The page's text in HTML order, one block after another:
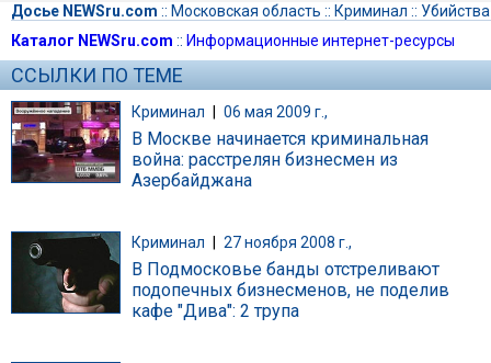
Досье NEWSru.com :: Московская область :: Криминал :: Убийства
Каталог NEWSru.com :: Информационные интернет-ресурсы
ССЫЛКИ ПО ТЕМЕ
Криминал | 06 мая 2009 г.,
В Москве начинается криминальная
война: расстрелян бизнесмен из
Азербайджана
Криминал 27 ноября 2008 г.,
В Подмосковье банды отстреливают
подопечных бизнесменов, не поделив
кафе "Дива": 2 трупа